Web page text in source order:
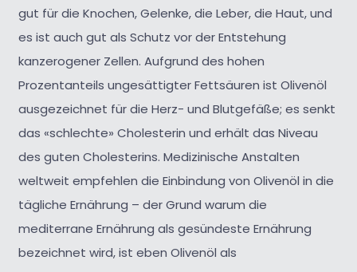
gut für die Knochen, Gelenke, die Leber, die Haut, und
es ist auch gut als Schutz vor der Entstehung
kanzerogener Zellen. Aufgrund des hohen
Prozentanteils ungesättigter Fettsäuren ist Olivenöl
ausgezeichnet für die Herz- und Blutgefäße; es senkt
das «schlechte» Cholesterin und erhält das Niveau
des guten Cholesterins. Medizinische Anstalten
weltweit empfehlen die Einbindung von Olivenöl in die
tägliche Ernährung – der Grund warum die
mediterrane Ernährung als gesündeste Ernährung
bezeichnet wird, ist eben Olivenöl als